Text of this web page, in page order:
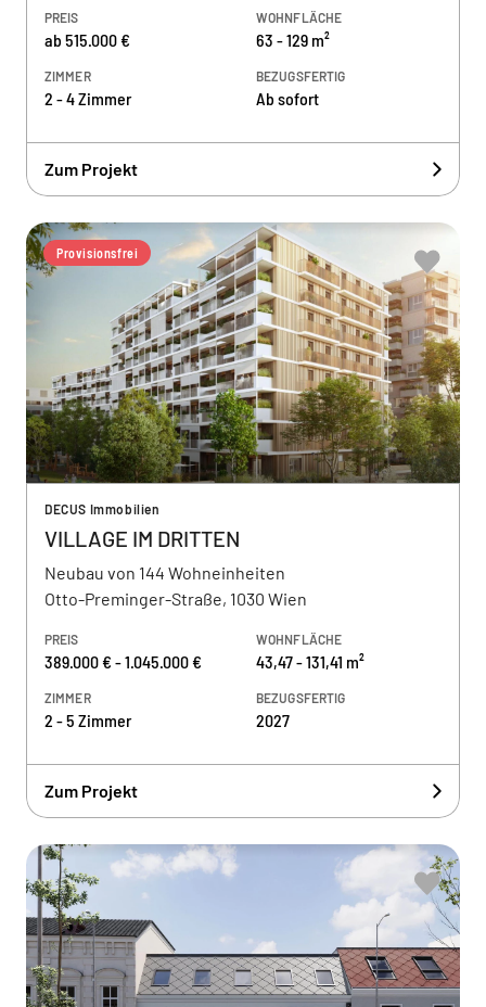
PREIS
ab 515.000 €
WOHNFLÄCHE
63 - 129 m²
ZIMMER
2 - 4 Zimmer
BEZUGSFERTIG
Ab sofort
Zum Projekt
Provisionsfrei
DECUS Immobilien
VILLAGE IM DRITTEN
Neubau von 144 Wohneinheiten
Otto-Preminger-Straße, 1030 Wien
PREIS
389.000 € - 1.045.000 €
WOHNFLÄCHE
43,47 - 131,41 m²
ZIMMER
2 - 5 Zimmer
BEZUGSFERTIG
2027
Zum Projekt